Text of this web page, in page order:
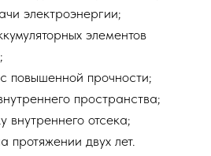
электроэнергии;
элементов
повышенной прочности;
пространства;
внутреннего отсека;
протяжении двух лет.